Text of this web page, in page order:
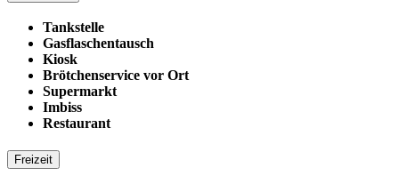
Tankstelle
Gasflaschentausch
Kiosk
Brötchenservice vor Ort
Supermarkt
Imbiss
Restaurant
Freizeit